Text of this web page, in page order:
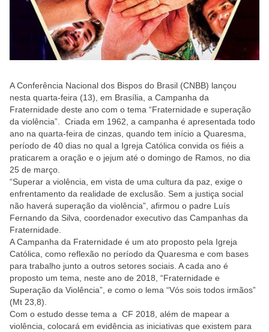
A Conferência Nacional dos Bispos do Brasil (CNBB) lançou
nesta quarta-feira (13), em Brasília, a Campanha da
Fraternidade deste ano com o tema “Fraternidade e superação
da violência”. Criada em 1962, a campanha é apresentada todo
ano na quarta-feira de cinzas, quando tem início a Quaresma,
período de 40 dias no qual a Igreja Católica convida os fiéis a
praticarem a oração e o jejum até o domingo de Ramos, no dia
25 de março.
“Superar a violência, em vista de uma cultura da paz, exige o
enfrentamento da realidade de exclusão. Sem a justiça social
não haverá superação da violência”, afirmou o padre Luís
Fernando da Silva, coordenador executivo das Campanhas da
Fraternidade.
A Campanha da Fraternidade é um ato proposto pela Igreja
Católica, como reflexão no período da Quaresma e com bases
para trabalho junto a outros setores sociais. A cada ano é
proposto um tema, neste ano de 2018, “Fraternidade e
Superação da Violência”, e como o lema “Vós sois todos irmãos”
(Mt 23,8).
Com o estudo desse tema a CF 2018, além de mapear a
violência, colocará em evidência as iniciativas que existem para